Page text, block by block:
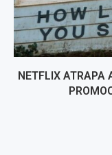
NETFLIX ATRAPA